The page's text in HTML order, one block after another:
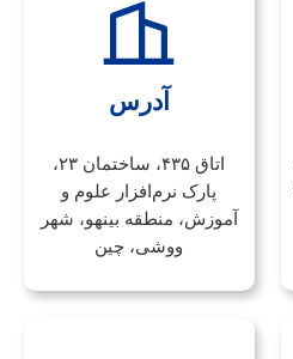
آدرس
اتاق ۴۳۵، ساختمان ۲۳،
پارک نرم‌افزار علوم و
آموزش، منطقه بینهو، شهر
ووشی، چین